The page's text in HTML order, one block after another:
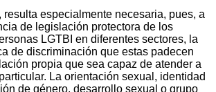
resulta especialmente necesaria, pues, a
de legislación protectora de los
LGTBI en diferentes sectores, la
de discriminación que estas padecen
propia que sea capaz de atender a
La orientación sexual, identidad
de género, desarrollo sexual o grupo